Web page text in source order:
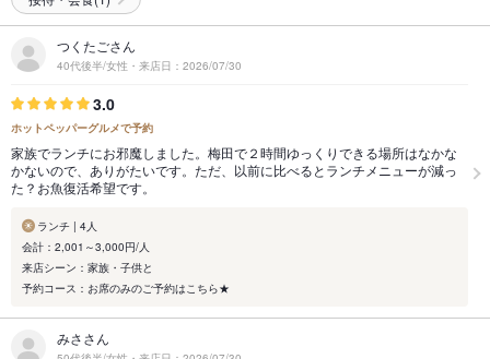
つくたごさん
40代後半/女性・来店日：2026/07/30
3.0
ホットペッパーグルメで予約
家族でランチにお邪魔しました。梅田で２時間ゆっくりできる場所はなかな
かないので、ありがたいです。ただ、以前に比べるとランチメニューが減っ
た？お魚復活希望です。
ランチ | 4人
会計：2,001～3,000円/人
来店シーン：家族・子供と
予約コース：お席のみのご予約はこちら★
みささん